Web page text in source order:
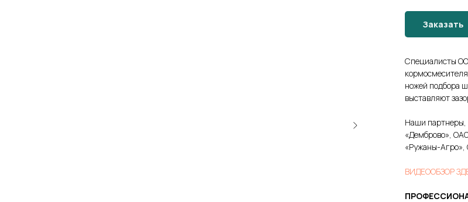
Заказать
Специалисты
ножей подбора
выставляют
Наши партнеры,
«Демброво»,
«Ружаны-Агро»,
ВИДЕООБЗОР